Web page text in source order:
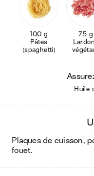
100 g
Pâtes
(spaghetti)
75 g
Lardons
Huile
plaques de cuisson, poêle, casserole, passoire et
fouet.